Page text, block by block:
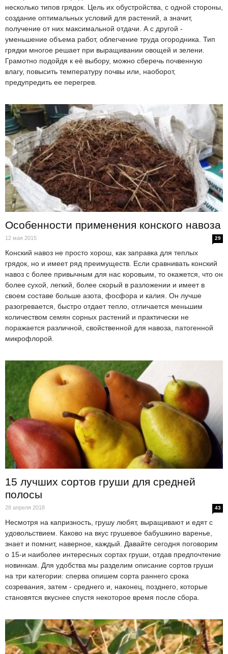
несколько типов грядок. Цель их обустройства, с одной стороны,
создание оптимальных условий для растений, а значит,
получение от них максимальной отдачи. А с другой -
уменьшение объема работ, облегчение труда огородника. Тип
грядки многое решает при выращивании овощей и зелени.
Грамотно подойдя к её выбору, можно сберечь почвенную
влагу, повысить температуру почвы или, наоборот,
предупредить ее перегрев.
Особенности применения конского навоза
12 мая 2015 29
Конский навоз не просто хорош, как заправка для теплых
грядок, но и имеет ряд преимуществ. Если сравнивать конский
навоз с более привычным для нас коровьим, то окажется, что он
более сухой, легкий, более скорый в разложении и имеет в
своем составе больше азота, фосфора и калия. Он лучше
разогревается, быстро отдает тепло, отличается меньшим
количеством семян сорных растений и практически не
поражается различной, свойственной для навоза, патогенной
микрофлорой.
15 лучших сортов груши для средней
полосы
28 апреля 2018 43
Несмотря на капризность, грушу любят, выращивают и едят с
удовольствием. Каково на вкус грушевое бабушкино варенье,
знает и помнит, наверное, каждый. Давайте сегодня поговорим
о 15-и наиболее интересных сортах груши, отдав предпочтение
новинкам. Для удобства мы разделим описание сортов груши
на три категории: сперва опишем сорта раннего срока
созревания, затем - среднего и, наконец, позднего, которые
становятся вкуснее спустя некоторое время после сбора.